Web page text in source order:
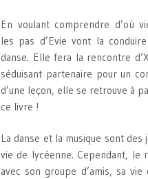
En voulant comprendre d’où
les pas d’Evie vont la
danse. Elle fera la rencontre
séduisant partenaire pour un
d’une leçon, elle se retrouve à
ce livre !
La danse et la musique sont
vie de lycéenne. Cependant, le
avec son groupe d’amis, sa